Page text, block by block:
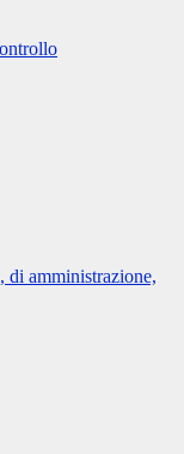
amministrazione,